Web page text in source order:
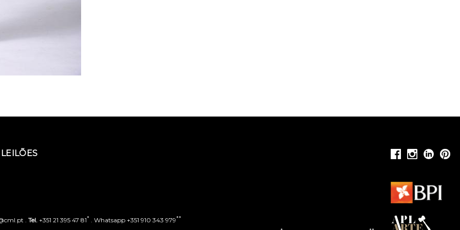
. Tel. +351 21 395 47 81* . Whatsapp +351 910 343 979**